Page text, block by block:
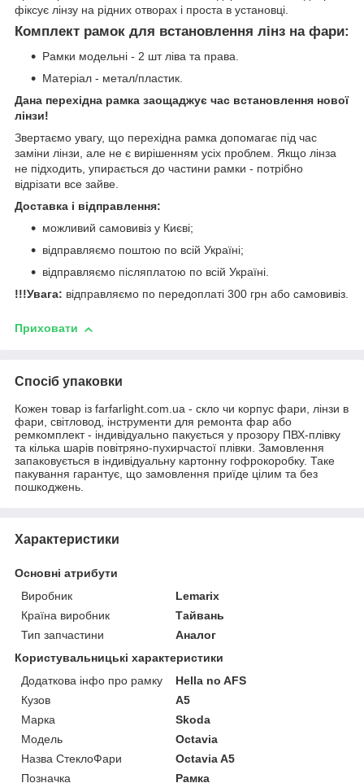
фіксує лінзу на рідних отворах і проста в установці.
Комплект рамок для встановлення лінз на фари:
Рамки модельні - 2 шт ліва та права.
Матеріал - метал/пластик.
Дана перехідна рамка заощаджує час встановлення нової
лінзи!
Звертаємо увагу, що перехідна рамка допомагає під час
заміни лінзи, але не є вирішенням усіх проблем. Якщо лінза
не підходить, упирається до частини рамки - потрібно
відрізати все зайве.
Доставка і відправлення:
можливий самовивіз у Києві;
відправляємо поштою по всій Україні;
відправляємо післяплатою по всій Україні.
!!!Увага: відправляємо по передоплаті 300 грн або самовивіз.
Приховати
Спосіб упаковки
Кожен товар із farfarlight.com.ua - скло чи корпус фари, лінзи в
фари, світловод, інструменти для ремонта фар або
ремкомплект - індивідуально пакується у прозору ПВХ-плівку
та кілька шарів повітряно-пухирчастої плівки. Замовлення
запаковується в індивідуальну картонну гофрокоробку. Таке
пакування гарантує, що замовлення приїде цілим та без
пошкоджень.
Характеристики
Основні атрибути
Виробник
Lemarix
Країна виробник
Тайвань
Тип запчастини
Аналог
Користувальницькі характеристики
Додаткова інфо про рамку
Hella no AFS
Кузов
A5
Марка
Skoda
Мoдель
Octavia
Назва СтеклоФари
Octavia A5
Позначка
Рамка